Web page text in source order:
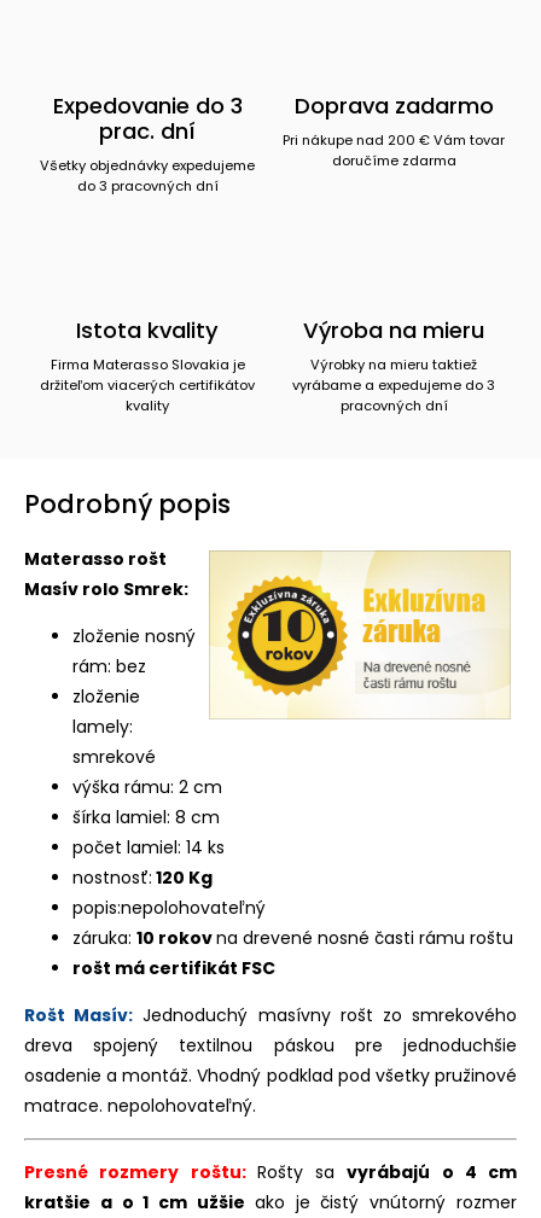
Expedovanie do 3
prac. dní
Všetky objednávky expedujeme
do 3 pracovných dní
Doprava zadarmo
Pri nákupe nad 200 € Vám tovar
doručíme zdarma
Istota kvality
Firma Materasso Slovakia je
držiteľom viacerých certifikátov
kvality
Výroba na mieru
Výrobky na mieru taktiež
vyrábame a expedujeme do 3
pracovných dní
Podrobný popis
Materasso rošt
Masív rolo Smrek:
zloženie nosný
rám: bez
zloženie
lamely:
smrekové
výška rámu: 2 cm
šírka lamiel: 8 cm
počet lamiel: 14 ks
nostnosť: 120 Kg
popis:nepolohovateľný
záruka: 10 rokovna drevené nosné časti rámu roštu
rošt má certifikát FSC
Rošt Masív: Jednoduchý masívny rošt zo smrekového
dreva spojený textilnou páskou pre jednoduchšie
osadenie a montáž. Vhodný podklad pod všetky pružinové
matrace. nepolohovateľný.
Presné rozmery roštu: Rošty savyrábajú o 4 cm
kratšie a o 1 cm užšie ako je čistý vnútorný rozmer